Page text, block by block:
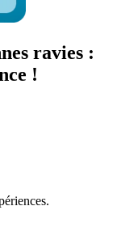
ravies :
!